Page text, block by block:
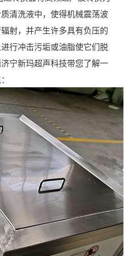
清洗液中，使得机械震荡波
射，并产生许多具有负压的
行冲击污垢或油脂使它们脱
宁新玛超声科技带您了解一